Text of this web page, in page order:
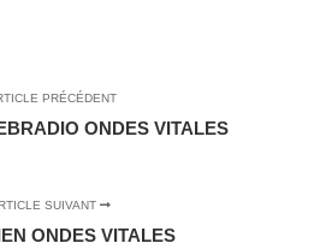
PRÉCÉDENT
ONDES VITALES
SUIVANT
ONDES VITALES